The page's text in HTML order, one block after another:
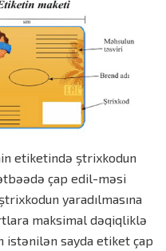
etiketində ştrixkodun
çap edil-məsi
yaradılmasına
maksimal dəqiqliklə
sayda etiket çap